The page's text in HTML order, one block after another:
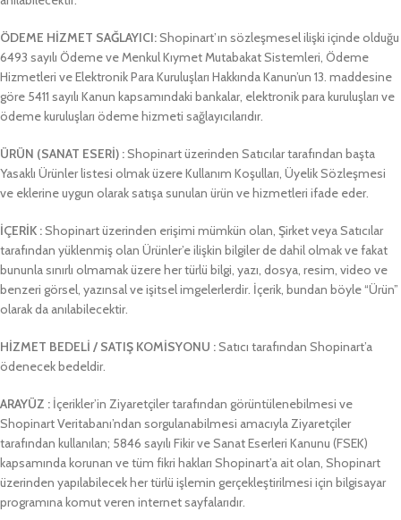
ÖDEME HİZMET SAĞLAYICI:Shopinart’ın sözleşmesel ilişki içinde olduğu
6493 sayılı Ödeme ve Menkul Kıymet Mutabakat Sistemleri, Ödeme
Hizmetleri ve Elektronik Para Kuruluşları Hakkında Kanun’un 13. maddesine
göre 5411 sayılı Kanun kapsamındaki bankalar, elektronik para kuruluşları ve
ödeme kuruluşları ödeme hizmeti sağlayıcılarıdır.
ÜRÜN (SANAT ESERİ) :Shopinart üzerinden Satıcılar tarafından başta
Yasaklı Ürünler listesi olmak üzere Kullanım Koşulları, Üyelik Sözleşmesi
ve eklerine uygun olarak satışa sunulan ürün ve hizmetleri ifade eder.
İÇERİK :Shopinart üzerinden erişimi mümkün olan, Şirket veya Satıcılar
tarafından yüklenmiş olan Ürünler’e ilişkin bilgiler de dahil olmak ve fakat
bununla sınırlı olmamak üzere her türlü bilgi, yazı, dosya, resim, video ve
benzeri görsel, yazınsal ve işitsel imgelerlerdir. İçerik, bundan böyle “Ürün”
olarak da anılabilecektir.
HİZMET BEDELİ / SATIŞ KOMİSYONU :Satıcı tarafından Shopinart’a
ödenecek bedeldir.
ARAYÜZ : İçerikler’in Ziyaretçiler tarafından görüntülenebilmesi ve
Shopinart Veritabanı’ndan sorgulanabilmesi amacıyla Ziyaretçiler
tarafından kullanılan; 5846 sayılı Fikir ve Sanat Eserleri Kanunu (FSEK)
kapsamında korunan ve tüm fikri hakları Shopinart’a ait olan, Shopinart
üzerinden yapılabilecek her türlü işlemin gerçekleştirilmesi için bilgisayar
programına komut veren internet sayfalarıdır.